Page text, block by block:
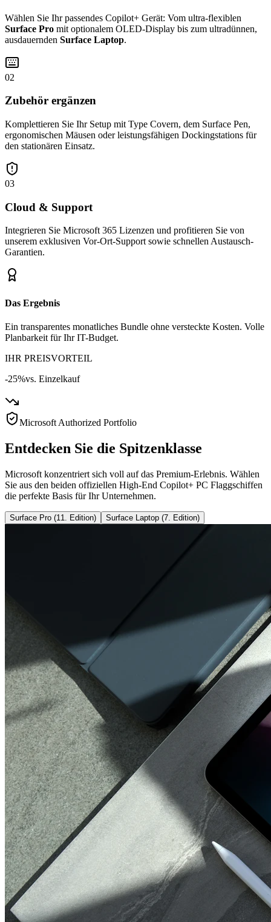
Wählen Sie Ihr passendes Copilot+ Gerät: Vom ultra-flexiblen
Surface Pro mit optionalem OLED-Display bis zum ultradünnen,
ausdauernden Surface Laptop.
02
Zubehör ergänzen
Komplettieren Sie Ihr Setup mit Type Covern, dem Surface Pen,
ergonomischen Mäusen oder leistungsfähigen Dockingstations für
den stationären Einsatz.
03
Cloud & Support
Integrieren Sie Microsoft 365 Lizenzen und profitieren Sie von
unserem exklusiven Vor-Ort-Support sowie schnellen Austausch-
Garantien.
Das Ergebnis
Ein transparentes monatliches Bundle ohne versteckte Kosten. Volle
Planbarkeit für Ihr IT-Budget.
IHR PREISVORTEIL
-25%vs. Einzelkauf
Microsoft Authorized Portfolio
Entdecken Sie die Spitzenklasse
Microsoft konzentriert sich voll auf das Premium-Erlebnis. Wählen
Sie aus den beiden offiziellen High-End Copilot+ PC Flaggschiffen
die perfekte Basis für Ihr Unternehmen.
Surface Pro (11. Edition) Surface Laptop (7. Edition)